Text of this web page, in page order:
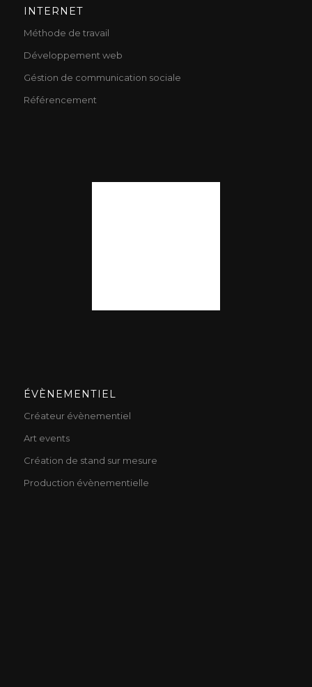
INTERNET
Méthode de travail
Développement web
Géstion de communication sociale
Référencement
ÉVÈNEMENTIEL
Créateur évènementiel
Art events
Création de stand sur mesure
Production évènementielle